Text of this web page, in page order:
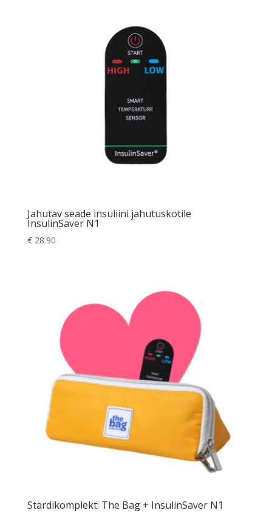
Jahutav seade insuliini jahutuskotile
InsulinSaver N1
€28.90
Stardikomplekt: The Bag + InsulinSaver N1